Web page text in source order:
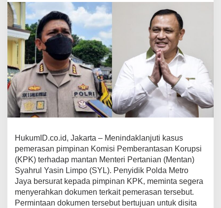
Kami
Sudah
Surat
Penetapan
Dari
PN
Jakarta
Selatan
HukumID.co.id, Jakarta – Menindaklanjuti kasus
pemerasan pimpinan Komisi Pemberantasan Korupsi
(KPK) terhadap mantan Menteri Pertanian (Mentan)
Syahrul Yasin Limpo (SYL). Penyidik Polda Metro
Jaya bersurat kepada pimpinan KPK, meminta segera
menyerahkan dokumen terkait pemerasan tersebut.
Permintaan dokumen tersebut bertujuan untuk disita